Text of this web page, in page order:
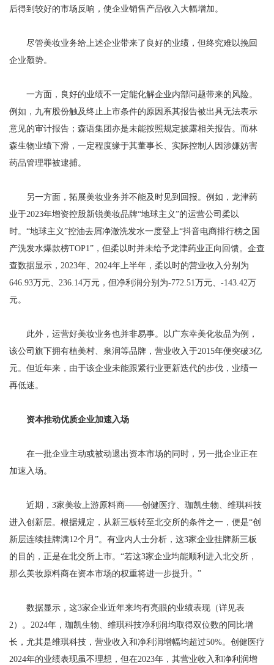
后得到较好的市场反响，使企业销售产品收入大幅增加。
尽管美妆业务给上述企业带来了良好的业绩，但终究难以挽回
企业颓势。
一方面，良好的业绩不一定能化解企业内部问题带来的风险。
例如，九有股份触及终止上市条件的原因系其报告被出具无法表示
意见的审计报告；森语集团亦是未能按照规定披露相关报告。而林
森生物业绩下滑，一定程度缘于其董事长、实际控制人因涉嫌妨害
药品管理罪被逮捕。
另一方面，拓展美妆业务并不能及时见到回报。例如，龙津药
业于2023年增资控股新锐美妆品牌“地球主义”的运营公司柔以
时。“地球主义”控油去屑净澈洗发水一度登上“抖音电商排行榜之国
产洗发水爆款榜TOP1”，但柔以时并未给予龙津药业正向回馈。企查
查数据显示，2023年、2024年上半年，柔以时的营业收入分别为
646.93万元、236.14万元，但净利润分别为-772.51万元、-143.42万
元。
此外，运营好美妆业务也并非易事。以广东幸美化妆品为例，
该公司旗下拥有植美村、泉润等品牌，营业收入于2015年便突破3亿
元。但近年来，由于该企业未能跟紧行业更新迭代的步伐，业绩一
再低迷。
资本推动优质企业加速入场
在一批企业主动或被动退出资本市场的同时，另一批企业正在
加速入场。
近期，3家美妆上游原料商——创健医疗、珈凯生物、维琪科技
进入创新层。根据规定，从新三板转至北交所的条件之一，便是“创
新层连续挂牌满12个月”。有业内人士分析，这3家企业挂牌新三板
的目的，正是在北交所上市。“若这3家企业均能顺利进入北交所，
那么美妆原料商在资本市场的权重将进一步提升。”
数据显示，这3家企业近年来均有亮眼的业绩表现（详见表
2）。2024年，珈凯生物、维琪科技净利润均取得双位数的同比增
长，尤其是维琪科技，营业收入和净利润增幅均超过50%。创健医疗
2024年的业绩表现虽不理想，但在2023年，其营业收入和净利润增